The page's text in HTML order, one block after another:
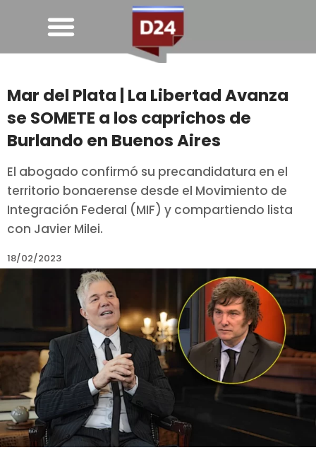
Mar del Plata | La Libertad Avanza
se SOMETE a los caprichos de
Burlando en Buenos Aires
El abogado confirmó su precandidatura en el
territorio bonaerense desde el Movimiento de
Integración Federal (MIF) y compartiendo lista
con Javier Milei.
18/02/2023